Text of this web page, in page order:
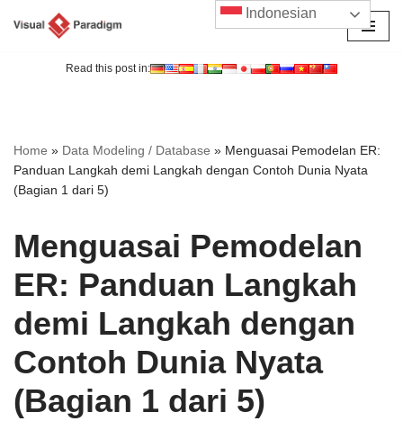
Read this post in:
Home » Data Modeling / Database » Menguasai Pemodelan ER:
Panduan Langkah demi Langkah dengan Contoh Dunia Nyata
(Bagian 1 dari 5)
Menguasai Pemodelan
ER: Panduan Langkah
demi Langkah dengan
Contoh Dunia Nyata
(Bagian 1 dari 5)
Indonesian